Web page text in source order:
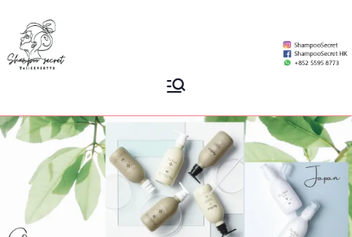
content
Secret
香港專業洗頭水專門店